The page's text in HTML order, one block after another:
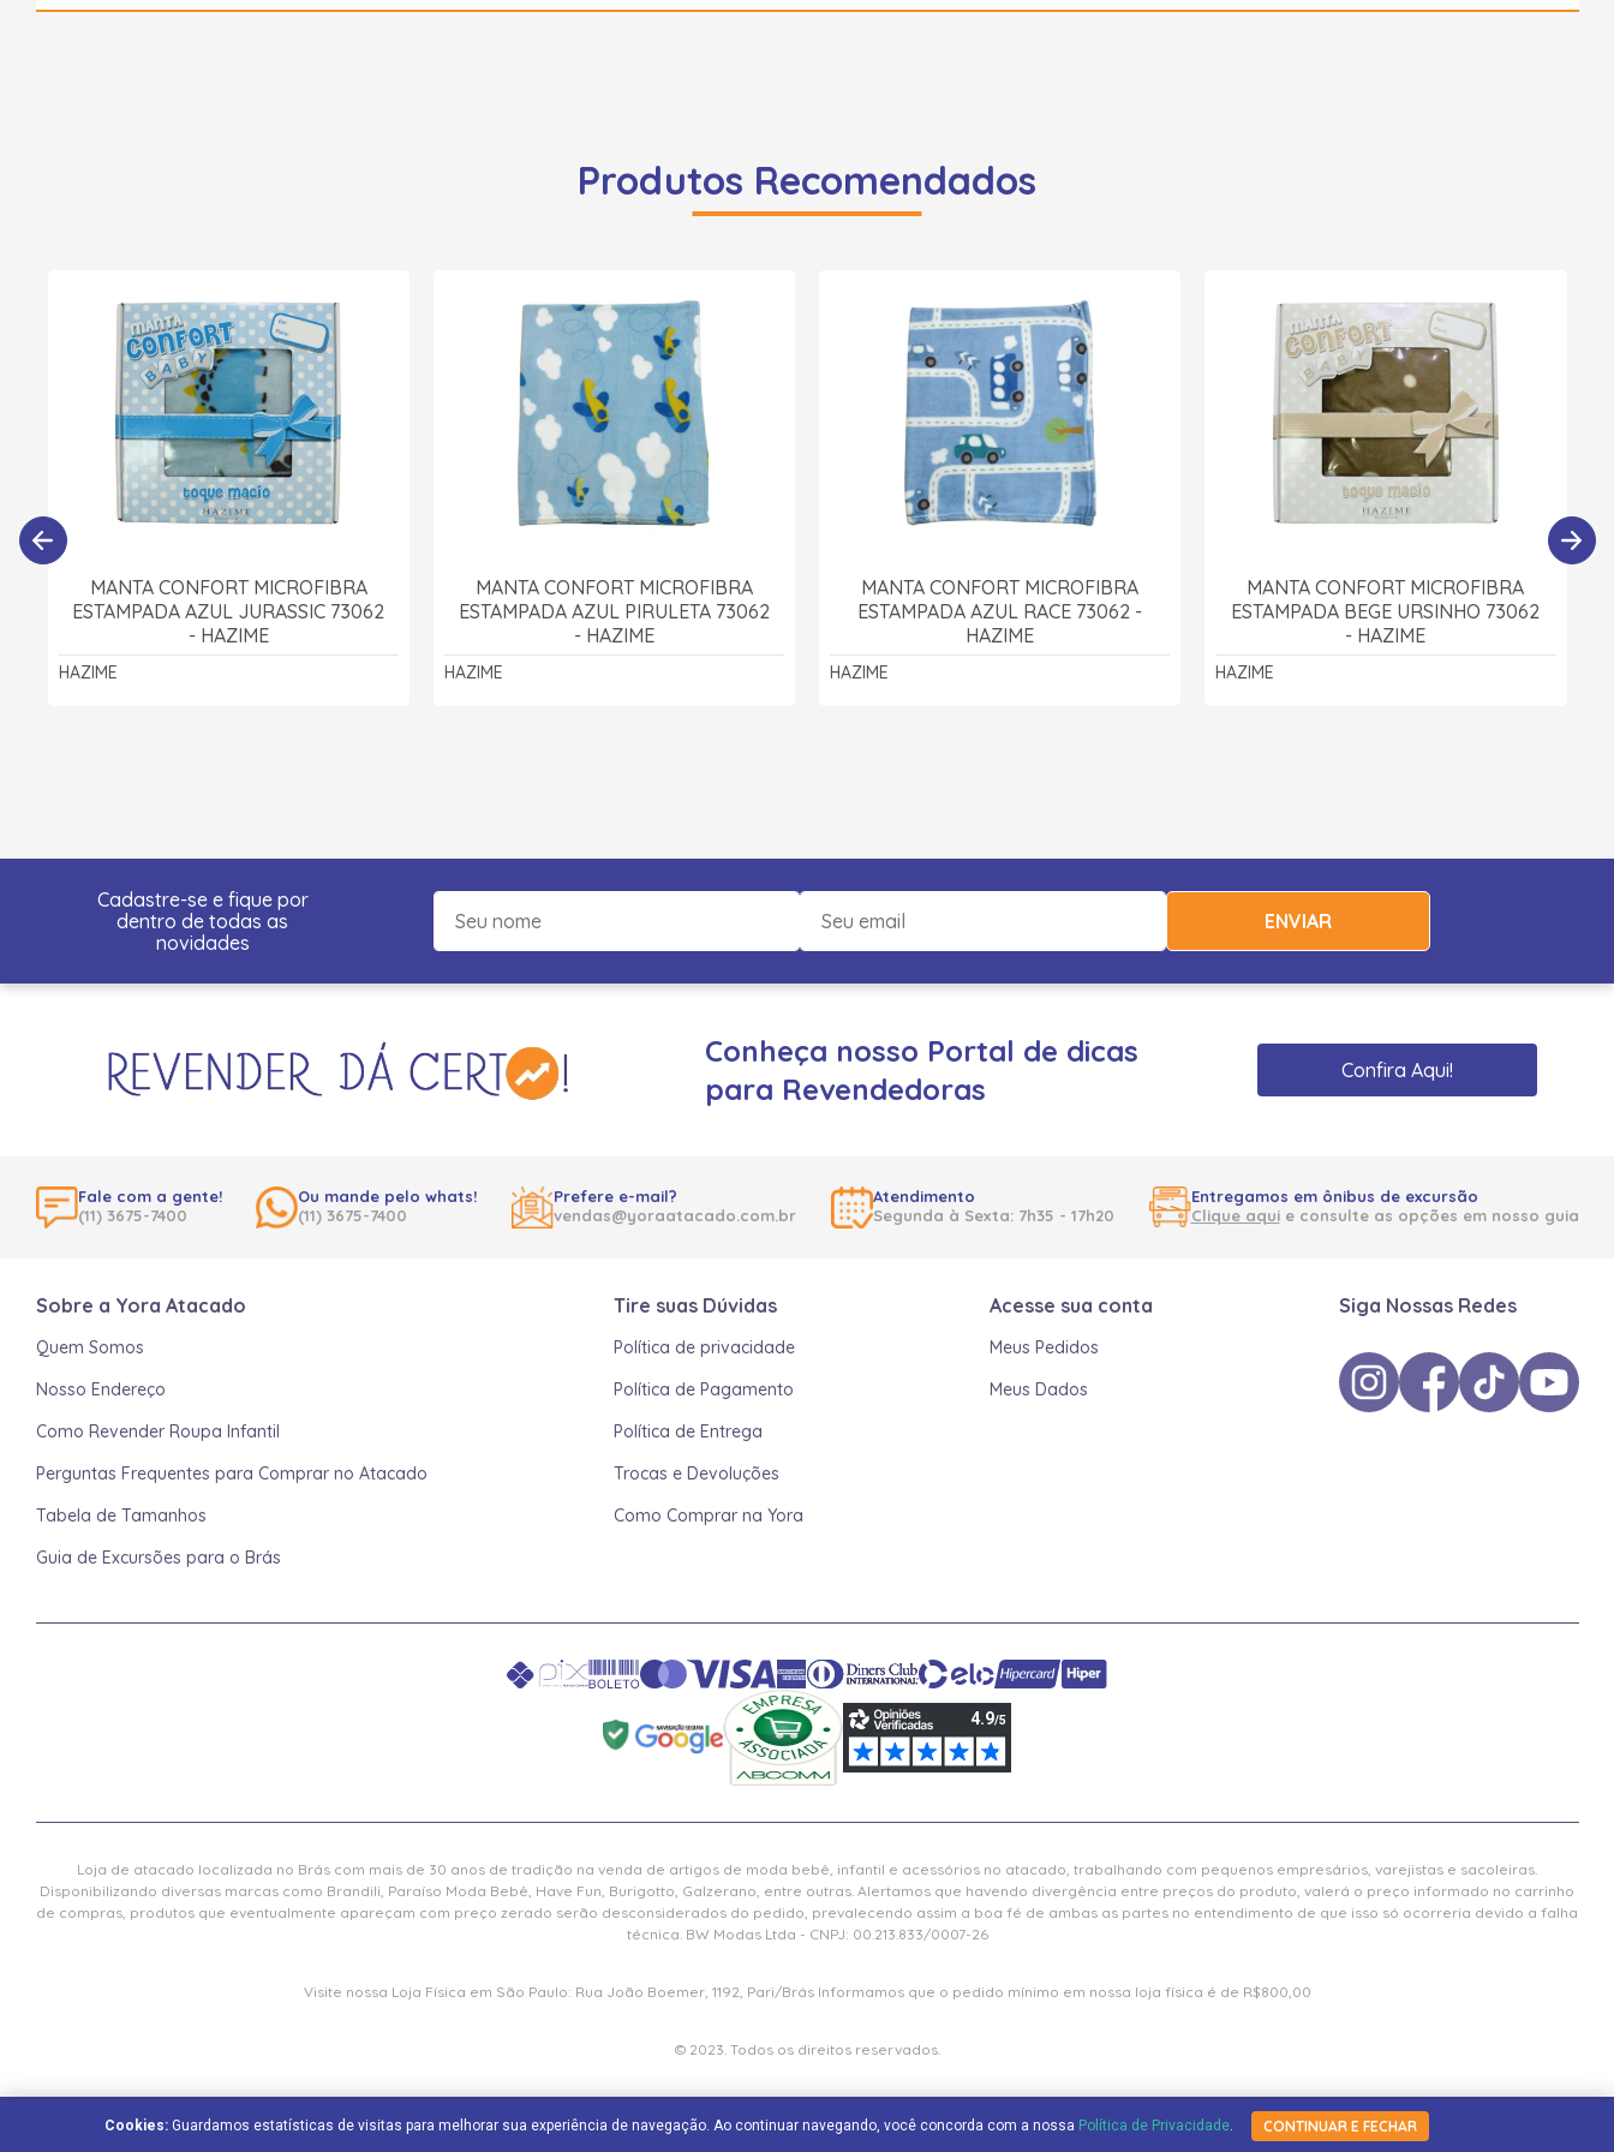
Produtos Recomendados
MANTA CONFORT MICROFIBRA
ESTAMPADA AZUL JURASSIC 73062
- HAZIME
HAZIME
MANTA CONFORT MICROFIBRA
ESTAMPADA AZUL PIRULETA 73062
- HAZIME
HAZIME
MANTA CONFORT MICROFIBRA
ESTAMPADA AZUL RACE 73062 -
HAZIME
HAZIME
MANTA CONFORT MICROFIBRA
ESTAMPADA BEGE URSINHO 73062
- HAZIME
HAZIME
Cadastre-se e fique por
dentro de todas as
novidades
ENVIAR
Conheça nosso Portal de dicas
para Revendedoras
Confira Aqui!
Fale com a gente!
(11) 3675-7400
Ou mande pelo whats!
(11) 3675-7400
Prefere e-mail?
vendas@yoraatacado.com.br
Atendimento
Segunda à Sexta: 7h35 - 17h20
Entregamos em ônibus de excursão
Clique aquie consulte as opções em nosso guia
Sobre a Yora Atacado
Quem Somos
Nosso Endereço
Como Revender Roupa Infantil
Perguntas Frequentes para Comprar no Atacado
Tabela de Tamanhos
Guia de Excursões para o Brás
Tire suas Dúvidas
Política de privacidade
Política de Pagamento
Política de Entrega
Trocas e Devoluções
Como Comprar na Yora
Acesse sua conta
Meus Pedidos
Meus Dados
Siga Nossas Redes
Loja de atacado localizada no Brás com mais de 30 anos de tradição na venda de artigos de moda bebê, infantil e acessórios no atacado, trabalhando com pequenos empresários, varejistas e sacoleiras.
Disponibilizando diversas marcas como Brandili, Paraíso Moda Bebê, Have Fun, Burigotto, Galzerano, entre outras. Alertamos que havendo divergência entre preços do produto, valerá o preço informado no carrinho
de compras, produtos que eventualmente apareçam com preço zerado serão desconsiderados do pedido, prevalecendo assim a boa fé de ambas as partes no entendimento de que isso só ocorreria devido a falha
técnica. BW Modas Ltda - CNPJ: 00.213.833/0007-26
Visite nossa Loja Física em São Paulo: Rua João Boemer, 1192, Pari/Brás Informamos que o pedido mínimo em nossa loja física é de R$800,00
© 2023. Todos os direitos reservados.
Cookies: Guardamos estatísticas de visitas para melhorar sua experiência de navegação. Ao continuar navegando, você concorda com a nossa Política de Privacidade. CONTINUAR E FECHAR